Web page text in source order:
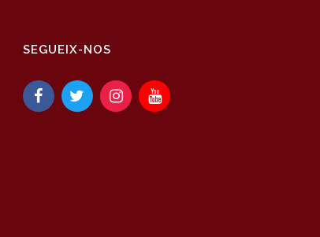
SEGUEIX-NOS